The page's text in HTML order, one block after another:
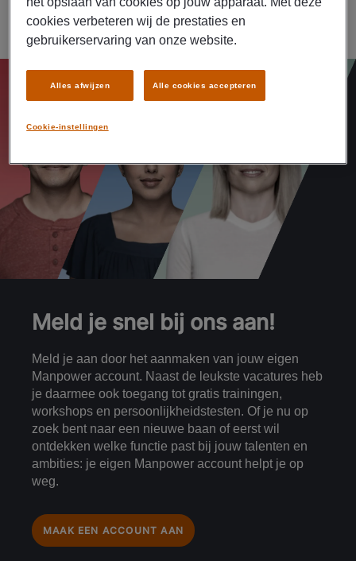
Meld je snel bij ons aan!
Meld je aan door het aanmaken van jouw eigen
Manpower account. Naast de leukste vacatures heb
je daarmee ook toegang tot gratis trainingen,
workshops en persoonlijkheidstesten. Of je nu op
zoek bent naar een nieuwe baan of eerst wil
ontdekken welke functie past bij jouw talenten en
ambities: je eigen Manpower account helpt je op
weg.
MAAK EEN ACCOUNT AAN
cookies verbeteren wij de prestaties en
gebruikerservaring van onze website.
Cookie-instellingen
Alles afwijzen Alle cookies accepteren